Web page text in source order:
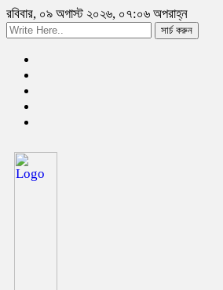
রবিবার, ০৯ অগাস্ট ২০২৬, ০৭:০৬ অপরাহ্ন
সার্চ করুন